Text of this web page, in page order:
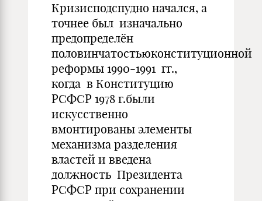
Кризисподспудно начался, а
точнее был изначально
предопределён
половинчатостьюконституционной
реформы 1990-1991 гг.,
когда в Конституцию
РСФСР 1978 г.были
искусственно
вмонтированы элементы
механизма разделения
властей и введена
должность Президента
РСФСР при сохранении